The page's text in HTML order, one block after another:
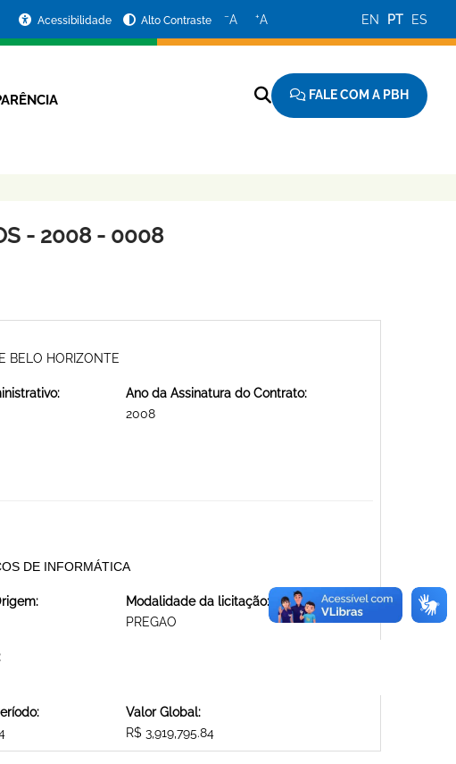
Acessibilidade Alto Contraste −A +A EN PT ES
FALE COM A PBH
- 2008 - 0008
BELO HORIZONTE
Ano da Assinatura do Contrato:
2008
DE INFORMÁTICA
Modalidade da licitação:
PREGAO
Valor Global:
R$ 3,919,795.84